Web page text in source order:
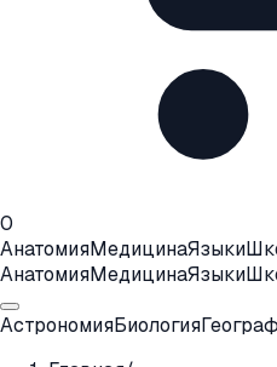
0
АнатомияМедицинаЯзыки
АнатомияМедицинаЯзыки
АстрономияБиология